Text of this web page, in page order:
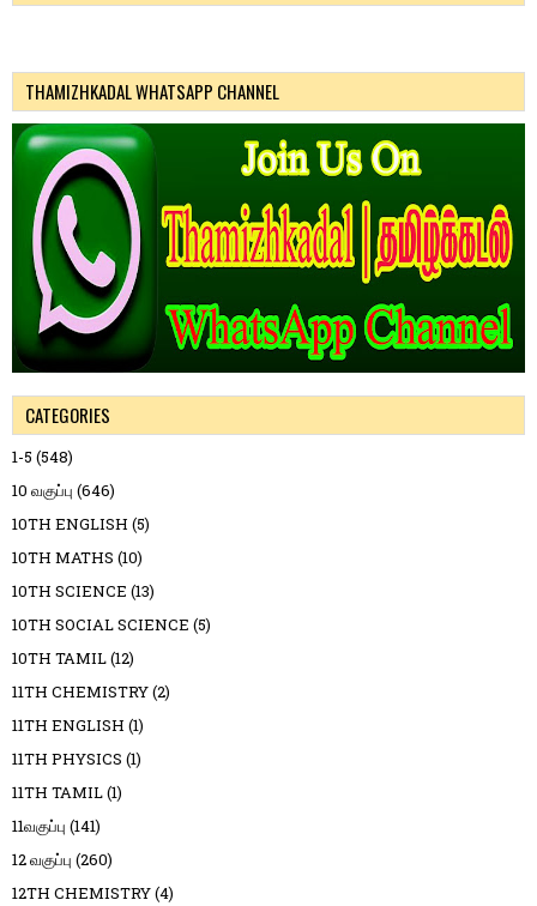
THAMIZHKADAL WHATSAPP CHANNEL
CATEGORIES
1-5 (548)
10 வகுப்பு (646)
10TH ENGLISH (5)
10TH MATHS (10)
10TH SCIENCE (13)
10TH SOCIAL SCIENCE (5)
10TH TAMIL(12)
11TH CHEMISTRY(2)
11TH ENGLISH (1)
11TH PHYSICS (1)
11TH TAMIL(1)
11வகுப்பு (141)
12 வகுப்பு (260)
12TH CHEMISTRY(4)